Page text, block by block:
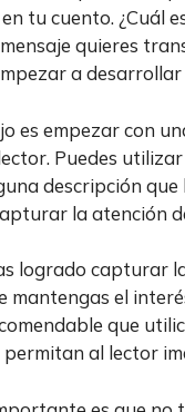
tu cuento. ¿Cuál
quieres
a
es empezar con
Puedes
descripción
la atención
logrado capturar
mantengas el
que
al lector